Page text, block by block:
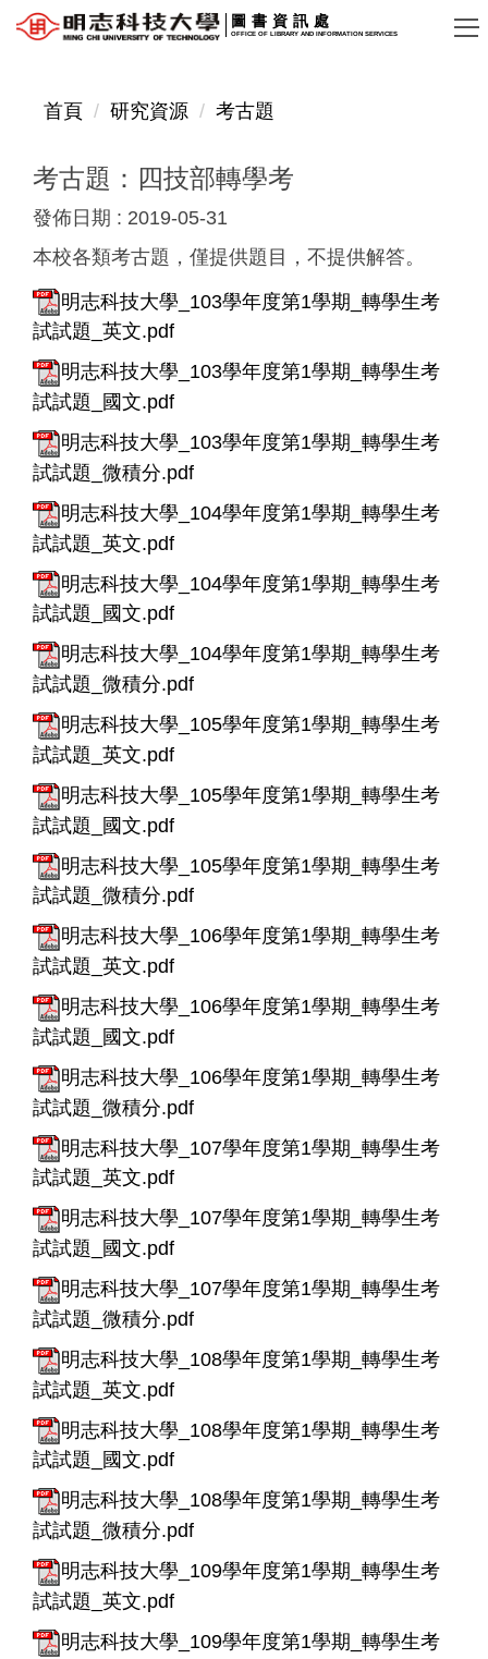
跳
圖書資訊處
OFFICE OF LIBRARY AND INFORMATION SERVICES
首頁 研究資源 考古題
考古題：四技部轉學考
發佈日期 : 2019-05-31
本校各類考古題，僅提供題目，不提供解答。
明志科技大學_103學年度第1學期_轉學生考
試試題_英文.pdf
明志科技大學_103學年度第1學期_轉學生考
試試題_國文.pdf
明志科技大學_103學年度第1學期_轉學生考
試試題_微積分.pdf
明志科技大學_104學年度第1學期_轉學生考
試試題_英文.pdf
明志科技大學_104學年度第1學期_轉學生考
試試題_國文.pdf
明志科技大學_104學年度第1學期_轉學生考
試試題_微積分.pdf
明志科技大學_105學年度第1學期_轉學生考
試試題_英文.pdf
明志科技大學_105學年度第1學期_轉學生考
試試題_國文.pdf
明志科技大學_105學年度第1學期_轉學生考
試試題_微積分.pdf
明志科技大學_106學年度第1學期_轉學生考
試試題_英文.pdf
明志科技大學_106學年度第1學期_轉學生考
試試題_國文.pdf
明志科技大學_106學年度第1學期_轉學生考
試試題_微積分.pdf
明志科技大學_107學年度第1學期_轉學生考
試試題_英文.pdf
明志科技大學_107學年度第1學期_轉學生考
試試題_國文.pdf
明志科技大學_107學年度第1學期_轉學生考
試試題_微積分.pdf
明志科技大學_108學年度第1學期_轉學生考
試試題_英文.pdf
明志科技大學_108學年度第1學期_轉學生考
試試題_國文.pdf
明志科技大學_108學年度第1學期_轉學生考
試試題_微積分.pdf
明志科技大學_109學年度第1學期_轉學生考
試試題_英文.pdf
明志科技大學_109學年度第1學期_轉學生考